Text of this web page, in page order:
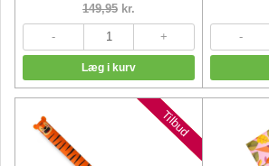
149,95 kr.
Nyheder
Tilbud